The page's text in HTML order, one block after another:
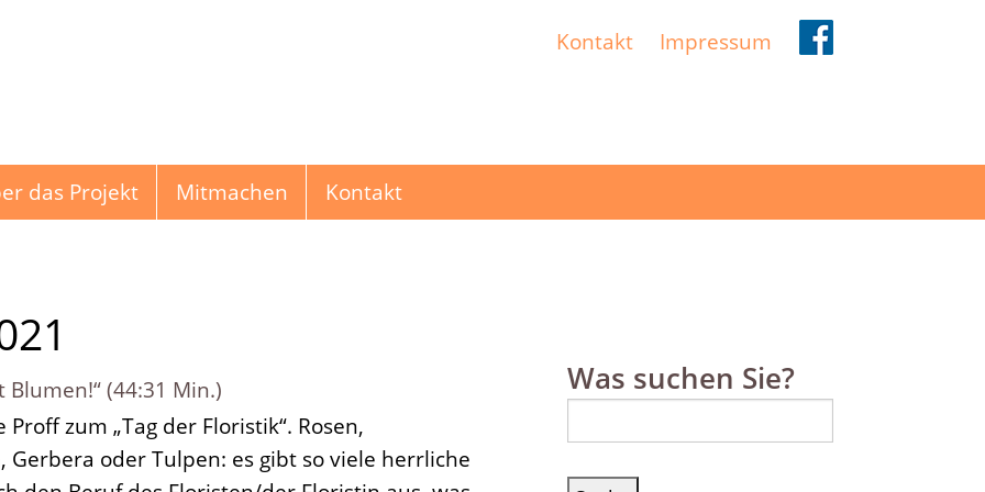
Kontakt Impressum
das Projekt Mitmachen Kontakt
Blumen!“ (44:31 Min.)
zum „Tag der Floristik“. Rosen,
Gerbera oder Tulpen: es gibt so viele herrliche
Was suchen Sie?